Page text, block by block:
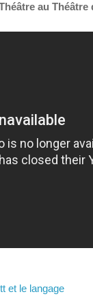
au
et le langage